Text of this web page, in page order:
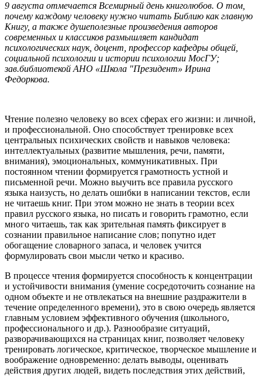
9 августа отмечается Всемирный день книголюбов. О том,
почему каждому человеку нужно читать Библию как главную
Книгу, а также душеполезные произведения авторов
современных и классиков размышляет кандидат
психологических наук, доцент, профессор кафедры общей,
социальной психологии и истории психологии МосГУ;
зав.библиотекой АНО «Школа "Президент» Ирина
Федоркова.
Чтение полезно человеку во всех сферах его жизни: и личной,
и профессиональной. Оно способствует тренировке всех
центральных психических свойств и навыков человека:
интеллектуальных (развитие мышления, речи, памяти,
внимания), эмоциональных, коммуникативных. При
постоянном чтении формируется грамотность устной и
письменной речи. Можно выучить все правила русского
языка наизусть, но делать ошибки в написании текстов, если
не читаешь книг. При этом можно не знать в теории всех
правил русского языка, но писать и говорить грамотно, если
много читаешь, так как зрительная память фиксирует в
сознании правильное написание слов; попутно идет
обогащение словарного запаса, и человек учится
формулировать свои мысли четко и красиво.
В процессе чтения формируется способность к концентрации
и устойчивости внимания (умение сосредоточить сознание на
одном объекте и не отвлекаться на внешние раздражители в
течение определенного времени), это в свою очередь является
главным условием эффективного обучения (школьного,
профессионального и др.). Разнообразие ситуаций,
разворачивающихся на страницах книг, позволяет человеку
тренировать логическое, критическое, творческое мышление и
воображение одновременно: делать выводы, оценивать
действия других людей, видеть последствия этих действий,